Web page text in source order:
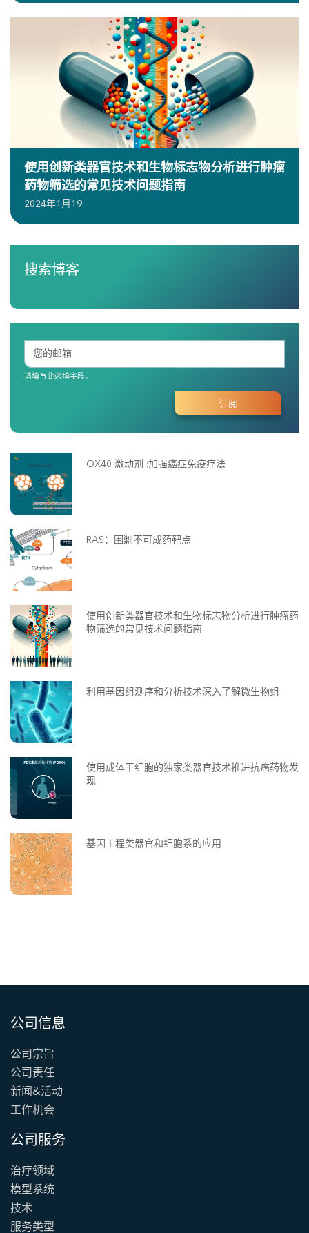
使用创新类器官技术和生物标志物分析进行肿瘤
药物筛选的常见技术问题指南
2024年1月19
搜索博客
请填写此必填字段。
OX40 激动剂 :加强癌症免疫疗法
RAS：围剿不可成药靶点
使用创新类器官技术和生物标志物分析进行肿瘤药
物筛选的常见技术问题指南
利用基因组测序和分析技术深入了解微生物组
使用成体干细胞的独家类器官技术推进抗癌药物发
现
基因工程类器官和细胞系的应用
公司信息
公司宗旨
公司责任
新闻&活动
工作机会
公司服务
治疗领域
模型系统
技术
服务类型